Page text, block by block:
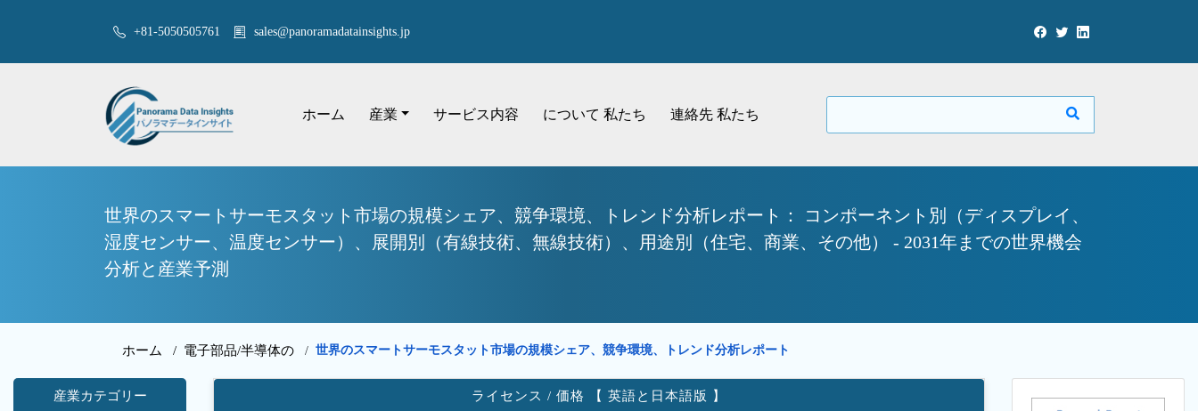
+81-5050505761 sales@panoramadatainsights.jp
ホーム 産業 サービス内容 について 私たち 連絡先 私たち
世界のスマートサーモスタット市場の規模シェア、競争環境、トレンド分析レポート： コンポーネント別（ディスプレイ、
湿度センサー、温度センサー）、展開別（有線技術、無線技術）、用途別（住宅、商業、その他） - 2031年までの世界機会
分析と産業予測
ホーム / 電子部品/半導体の / 世界のスマートサーモスタット市場の規模シェア、競争環境、トレンド分析レポート
産業カテゴリー ライセンス / 価格 【 英語と日本語版 】